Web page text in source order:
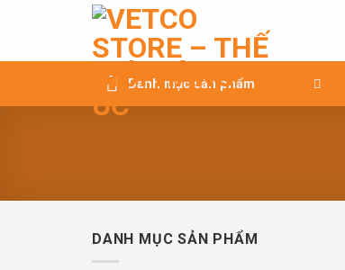
Danh mục sản phẩm
DANH MỤC SẢN PHẨM